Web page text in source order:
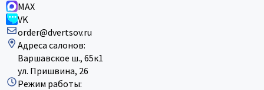
MAX
VK
order@dvertsov.ru
Адреса салонов:
Варшавское ш., 65к1
ул. Пришвина, 26
Режим работы: